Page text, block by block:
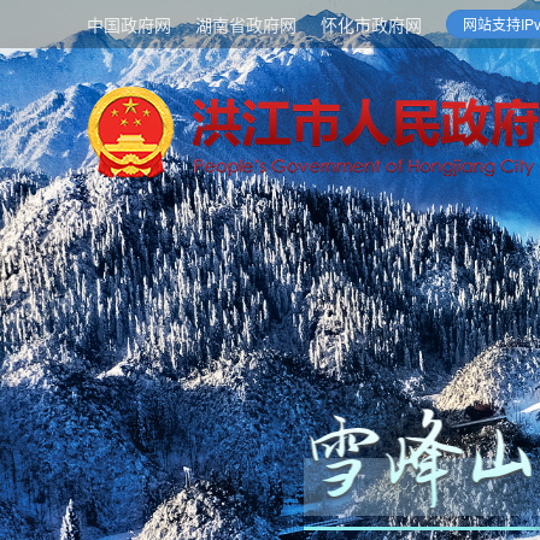
中国政府网 湖南省政府网 怀化市政府网 网站支持